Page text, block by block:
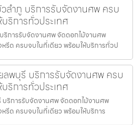
ลำภู บริการรับจัดงานศพ ครบ
ริการทั่วประเทศ
การรับจัดงานศพ จัดดอกไม้งานศพ
หรีด ครบจบในที่เดียว พร้อมให้บริการทั่วป
ลพบุรี บริการรับจัดงานศพ ครบ
ริการทั่วประเทศ
บริการรับจัดงานศพ จัดดอกไม้งานศพ
รีด ครบจบในที่เดียว พร้อมให้บริการ